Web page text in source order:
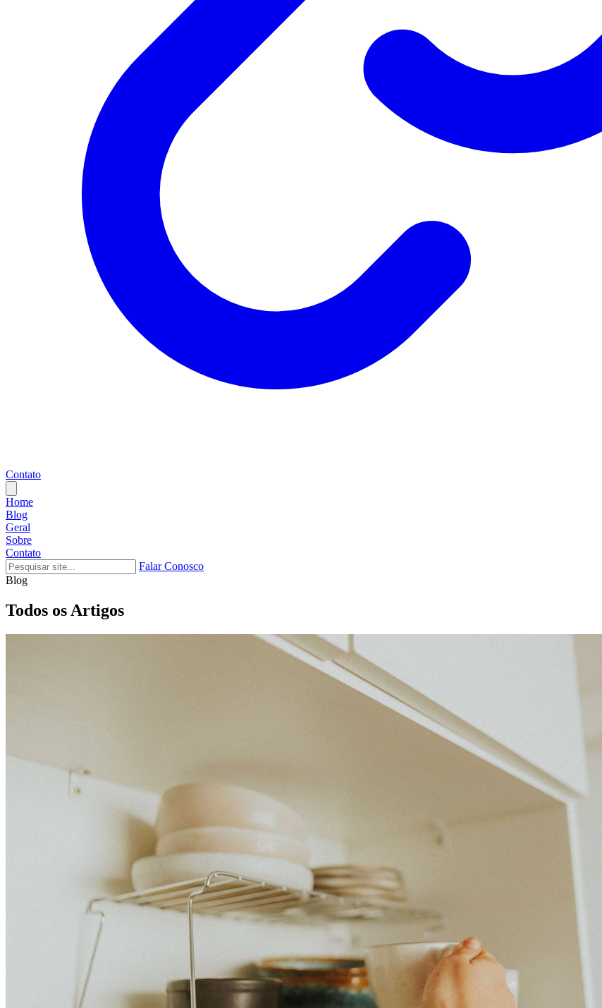
Contato
Home
Blog
Geral
Sobre
Contato
Falar Conosco
Blog
Todos os Artigos